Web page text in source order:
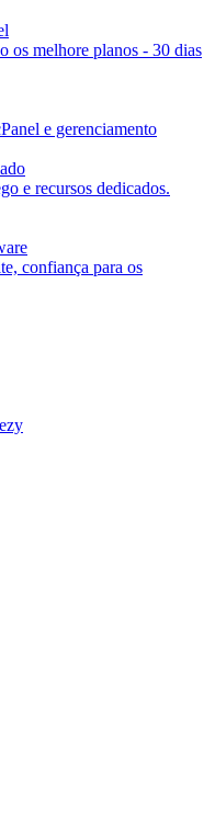
os melhore planos - 30 dias
e gerenciamento
e recursos dedicados.
confiança para os